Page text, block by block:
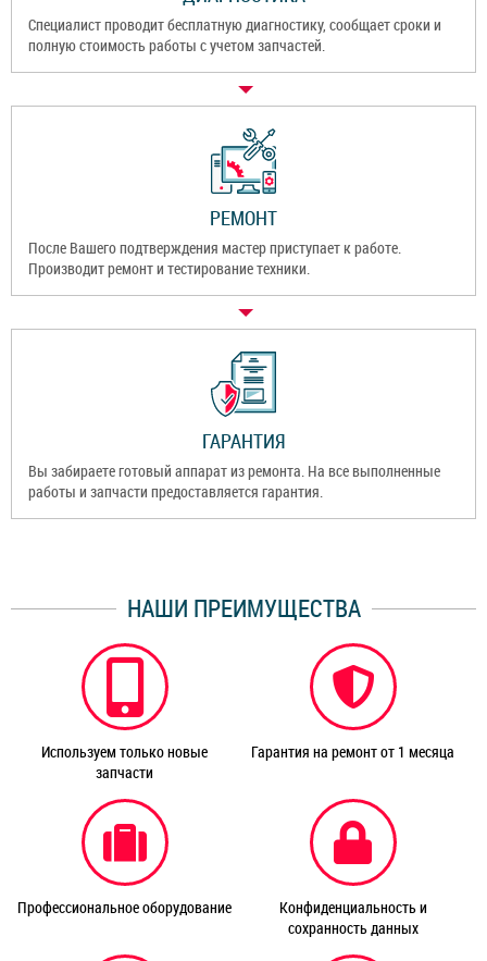
Специалист проводит бесплатную диагностику, сообщает сроки и
полную стоимость работы с учетом запчастей.
РЕМОНТ
После Вашего подтверждения мастер приступает к работе.
Производит ремонт и тестирование техники.
ГАРАНТИЯ
Вы забираете готовый аппарат из ремонта. На все выполненные
работы и запчасти предоставляется гарантия.
НАШИ ПРЕИМУЩЕСТВА
Используем только новые
запчасти
Гарантия на ремонт от 1 месяца
Профессиональное оборудование
Конфиденциальность и
сохранность данных